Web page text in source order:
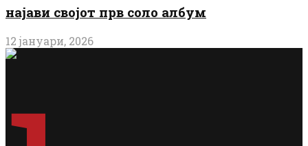
најави својот прв соло албум
12 јануари, 2026